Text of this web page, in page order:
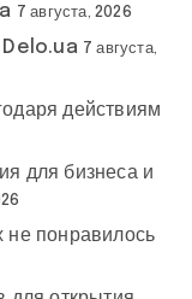
7 августа, 2026
Delo.ua 7 августа,
действиям
для бизнеса и
не понравилось